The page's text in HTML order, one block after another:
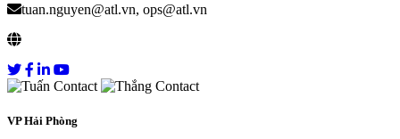
tuan.nguyen@atl.vn, ops@atl.vn
VP Hải Phòng